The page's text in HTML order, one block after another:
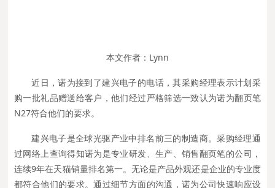
本文作者：Lynn
近日，诺为接到了建兴电子的电话，其采购经理表示计划采
购一批礼品赠送给客户，他们经过严格筛选一致认为诺为翻页笔
N27符合他们的要求。
建兴电子是全球光驱产业中排名前三的制造商。采购经理通
过网络上查询得知诺为是专业研发、生产、销售翻页笔的公司，
连续9年在天猫销量排名第一。无论是产品外观还是企业的专业度
都符合他们的要求。通过细节方面的沟通，诺为公司快速响应设